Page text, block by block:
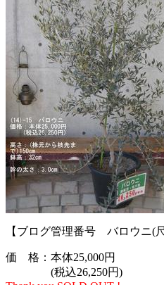
【ブログ管理番号 バロウニ(
価 格：本体25,000円
(税込26,250円)